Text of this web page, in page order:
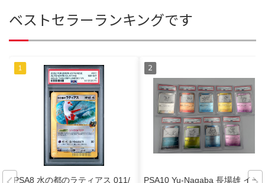
ベストセラーランキングです
PSA8 水の都のラティアス 011/ PSA10 Yu-Nagaba 長場雄 イー